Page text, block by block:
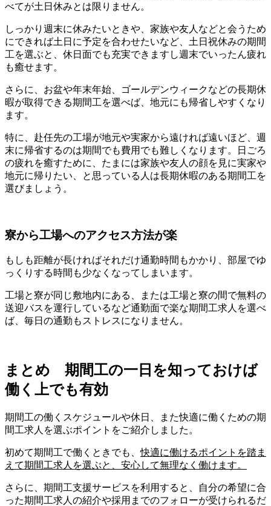
べてが土日休みとは限りません。
しっかり週末に休みたいときや、家族や友人などと会うため
にできれば土日に予定を合わせたいなど、 土日祝休みの期間
工を選ぶと、休日面でも充実できますし週末でいったん疲れ
も癒せます。
さらに、 お盆や年末年始、ゴールデンウィークなどの長期休
暇が取得できる期間工を選べば、地元にも帰省しやすくなり
ます。
特に、赴任先の工場が地元や実家から遠ければ遠いほど、週
末に帰省するのは期間でも費用でも難しくなります。日ごろ
の疲れを癒すために、たまには家族や友人の顔を見に実家や
地元に帰りたい、と思っている人は長期休暇のある期間工を
選びましょう。
寮から工場へのアクセス方法が楽
もしも距離が長ければそれだけ通勤時間もかかり、部屋でゆ
っくりする時間も少なくなってしまいます。
工場と寮が同じ敷地内にある、または工場と寮の間で無料の
送迎バスを運行しているなど通勤面で楽な期間工求人を選べ
ば、毎日の通勤もストレスになりません。
まとめ 期間工の一日を知っておけば
働く上でも有効
期間工の働くスケジュールや休日、また快適に働くための期
間工求人を選ぶポイントをご紹介しました。
初めて期間工で働くときでも、快適に働けるポイントを踏ま
えて期間工求人を選ぶと、安心して無理なく働けます。
さらに、 期間工支援サービス を利用する と、自分の希望に合
った期間工求人の紹介や採用までのフォローが受けられるだ